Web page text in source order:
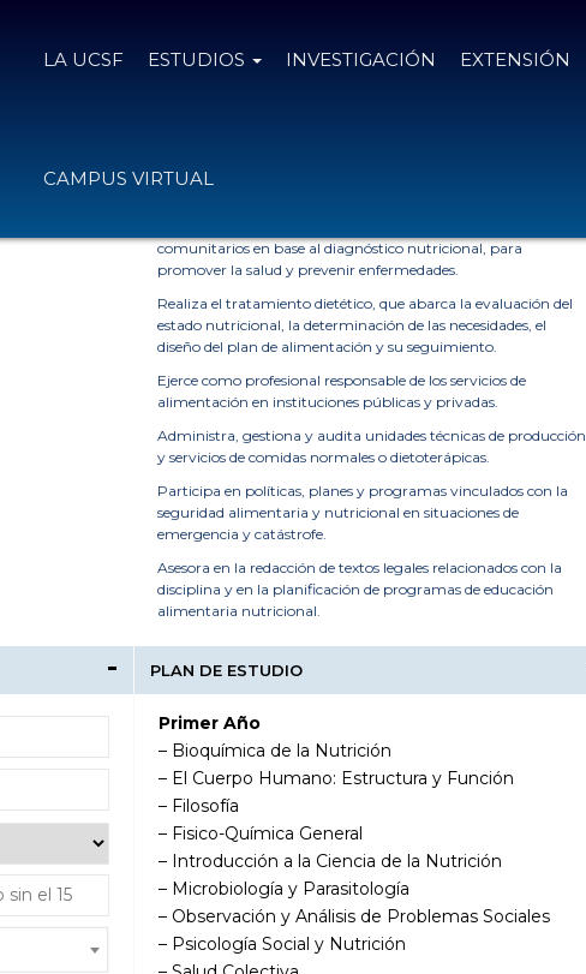
LA UCSF ESTUDIOS INVESTIGACIÓN EXTENSIÓN
CAMPUS VIRTUAL
comunitarios en base al diagnóstico nutricional, para
promover la salud y prevenir enfermedades.
Realiza el tratamiento dietético, que abarca la evaluación del
estado nutricional, la determinación de las necesidades, el
diseño del plan de alimentación y su seguimiento.
Ejerce como profesional responsable de los servicios de
alimentación en instituciones públicas y privadas.
Administra, gestiona y audita unidades técnicas de producción
y servicios de comidas normales o dietoterápicas.
Participa en políticas, planes y programas vinculados con la
seguridad alimentaria y nutricional en situaciones de
emergencia y catástrofe.
Asesora en la redacción de textos legales relacionados con la
disciplina y en la planificación de programas de educación
alimentaria nutricional.
PLAN DE ESTUDIO
Primer Año
– Bioquímica de la Nutrición
– El Cuerpo Humano: Estructura y Función
– Filosofía
– Fisico-Química General
– Introducción a la Ciencia de la Nutrición
– Microbiología y Parasitología
– Observación y Análisis de Problemas Sociales
– Psicología Social y Nutrición